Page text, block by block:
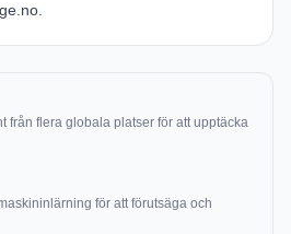
från flera globala platser för att upptäcka
för att förutsäga och